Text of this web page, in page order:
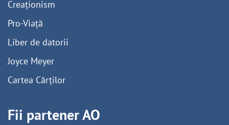
Creaționism
Pro-Viață
Liber de datorii
Joyce Meyer
Cartea Cărților
Fii partener AO